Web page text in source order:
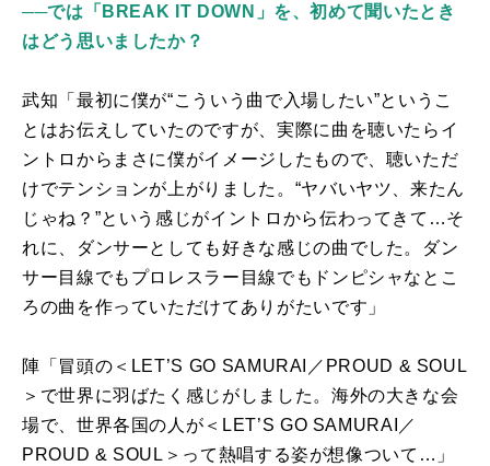
──では「BREAK IT DOWN」を、初めて聞いたとき
はどう思いましたか？
武知「最初に僕が“こういう曲で入場したい”というこ
とはお伝えしていたのですが、実際に曲を聴いたらイ
ントロからまさに僕がイメージしたもので、聴いただ
けでテンションが上がりました。“ヤバいヤツ、来たん
じゃね？”という感じがイントロから伝わってきて…そ
れに、ダンサーとしても好きな感じの曲でした。ダン
サー目線でもプロレスラー目線でもドンピシャなとこ
ろの曲を作っていただけてありがたいです」
陣「冒頭の＜ LET’S GO SAMURAI ／ PROUD & SOUL
＞で世界に羽ばたく感じがしました。海外の大きな会
場で、世界各国の人が＜ LET’S GO SAMURAI ／
PROUD & SOUL ＞って熱唱する姿が想像ついて…」